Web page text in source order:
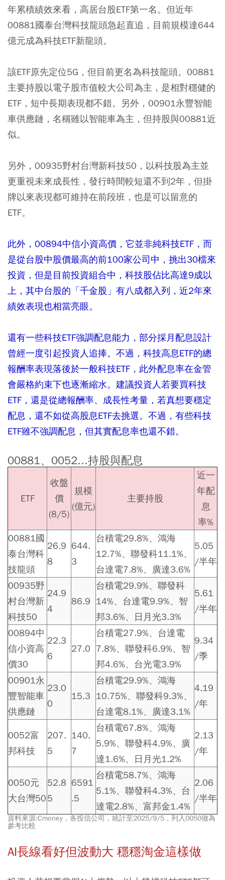
年累積績效來看，高居台股ETF第一名。但近年
00881國泰台灣科技龍頭急起直追，目前規模達644
億元成為科技ETF新龍頭。
該ETF原先定位5G，但目前更名為科技龍頭。00881
主要持股以電子股市值較大公司為主，是相對穩健的
ETF，短中長期表現都不錯。另外，00901永豐智能
車供應鏈，名稱雖以智能車為主，但持股與00881近
似。
另外，00935野村台灣新科技50，以科技股為主並
更重視未來成長性，發行時間較短還不到2年，但掛
牌以來表現都可維持在前段班，也是可以留意的
ETF。
此外，00894中信小資高價，它並非純科技ETF，而
是從台股中股價最高的前100家公司中，挑出30檔來
投資，但是目前投資組合中，科技股佔比高達9成以
上，其中台股的「千金股」有八成都入列，近2年來
績效表現也相當亮眼。
還有一些科技ETF強調配息能力，部分採月配息設計
曾經一度引起投資人追捧。不過，科技高息ETF的總
報酬率表現落後於一般科技ETF，此外配息率在金管
會嚴格約束下也逐漸縮水。建議投資人若要買科技
ETF，還是從總報酬率、成長性考量，若真想要穩定
配息，還不如從高股息ETF去挑選。不過，有些科技
ETF雖不強調配息，但其實配息率也還不錯。
00881、0052...持股與配息
ETF
收盤
價
(8/5)
規模
(億元)
主要持股
近一
年配
息
率%
00881國
泰台灣科
技龍頭
26.9
8
644.
3
台積電29.8%、鴻海
12.7%、聯發科11.1%、
台達電7.8%、廣達3.6%
5.05
/半年
00935野
村台灣新
科技50
24.9
4
86.9
台積電29.9%、聯發科
14%、台達電9.9%、智
邦3.6%、日月光3.3%
5.61
/半年
00894中
信小資高
價30
22.3
6
27.0
台積電27.9%、台達電
7.8%、聯發科6.9%、智
邦4.6%、台光電3.9%
9.34
/季
00901永
豐智能車
供應鏈
23.0
0
15.3
台積電29.9%、鴻海
10.75%、聯發科9.3%、
台達電8.1%、廣達3.1%
4.19
/年
0052富
邦科技
207.
5
140.
7
台積電67.8%、鴻海
5.9%、聯發科4.9%、廣
達1.6%、日月光1.2%
2.13
/年
0050元
大台灣50
52.8
5
6591
.5
台積電58.7%、鴻海
5.1%、聯發科4.3%、台
達電2.8%、富邦金1.4%
2.06
/半年
資料來源:Cmoney，各投信公司，統計至2025/9/5，列入0050做為
參考比較
AI長線看好但波動大 穩穩淘金這樣做